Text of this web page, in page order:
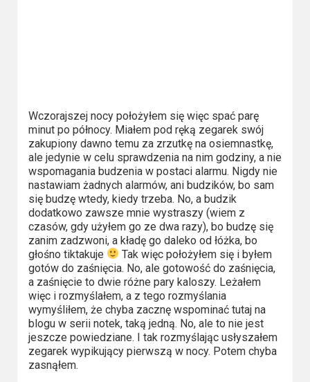
oparte
na
faktach
Thrillery
Streaming
Amazon
Prime
Video
Apple
TV
+
Wczorajszej nocy położyłem się więc spać parę
minut po północy. Miałem pod ręką zegarek swój
zakupiony dawno temu za zrzutkę na osiemnastkę,
ale jedynie w celu sprawdzenia na nim godziny, a nie
wspomagania budzenia w postaci alarmu. Nigdy nie
nastawiam żadnych alarmów, ani budzików, bo sam
się budzę wtedy, kiedy trzeba. No, a budzik
dodatkowo zawsze mnie wystraszy (wiem z
czasów, gdy użyłem go ze dwa razy), bo budzę się
zanim zadzwoni, a kładę go daleko od łóżka, bo
głośno tiktakuje
Tak więc położyłem się i byłem
gotów do zaśnięcia. No, ale gotowość do zaśnięcia,
a zaśnięcie to dwie różne pary kaloszy. Leżałem
więc i rozmyślałem, a z tego rozmyślania
wymyśliłem, że chyba zacznę wspominać tutaj na
blogu w serii notek, taką jedną. No, ale to nie jest
jeszcze powiedziane. I tak rozmyślając usłyszałem
zegarek wypikujący pierwszą w nocy. Potem chyba
zasnąłem.